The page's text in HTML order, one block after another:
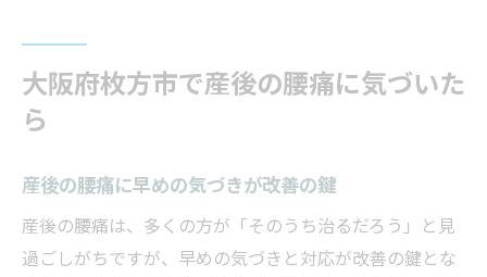
骨盤矯正のスタート時期とその大切さ
産後骨盤矯正はいつから始めるべきか
整体院選びで重視したい産後の時期
産後の腰痛予防に骨盤矯正が必要な理由
子連れ対応の院で安心して産後ケアを
大阪府枚方市で産後の腰痛に気づいた
ら
産後の腰痛に早めの気づきが改善の鍵
産後の腰痛は、多くの方が「そのうち治るだろう」と見
過ごしがちですが、早めの気づきと対応が改善の鍵とな